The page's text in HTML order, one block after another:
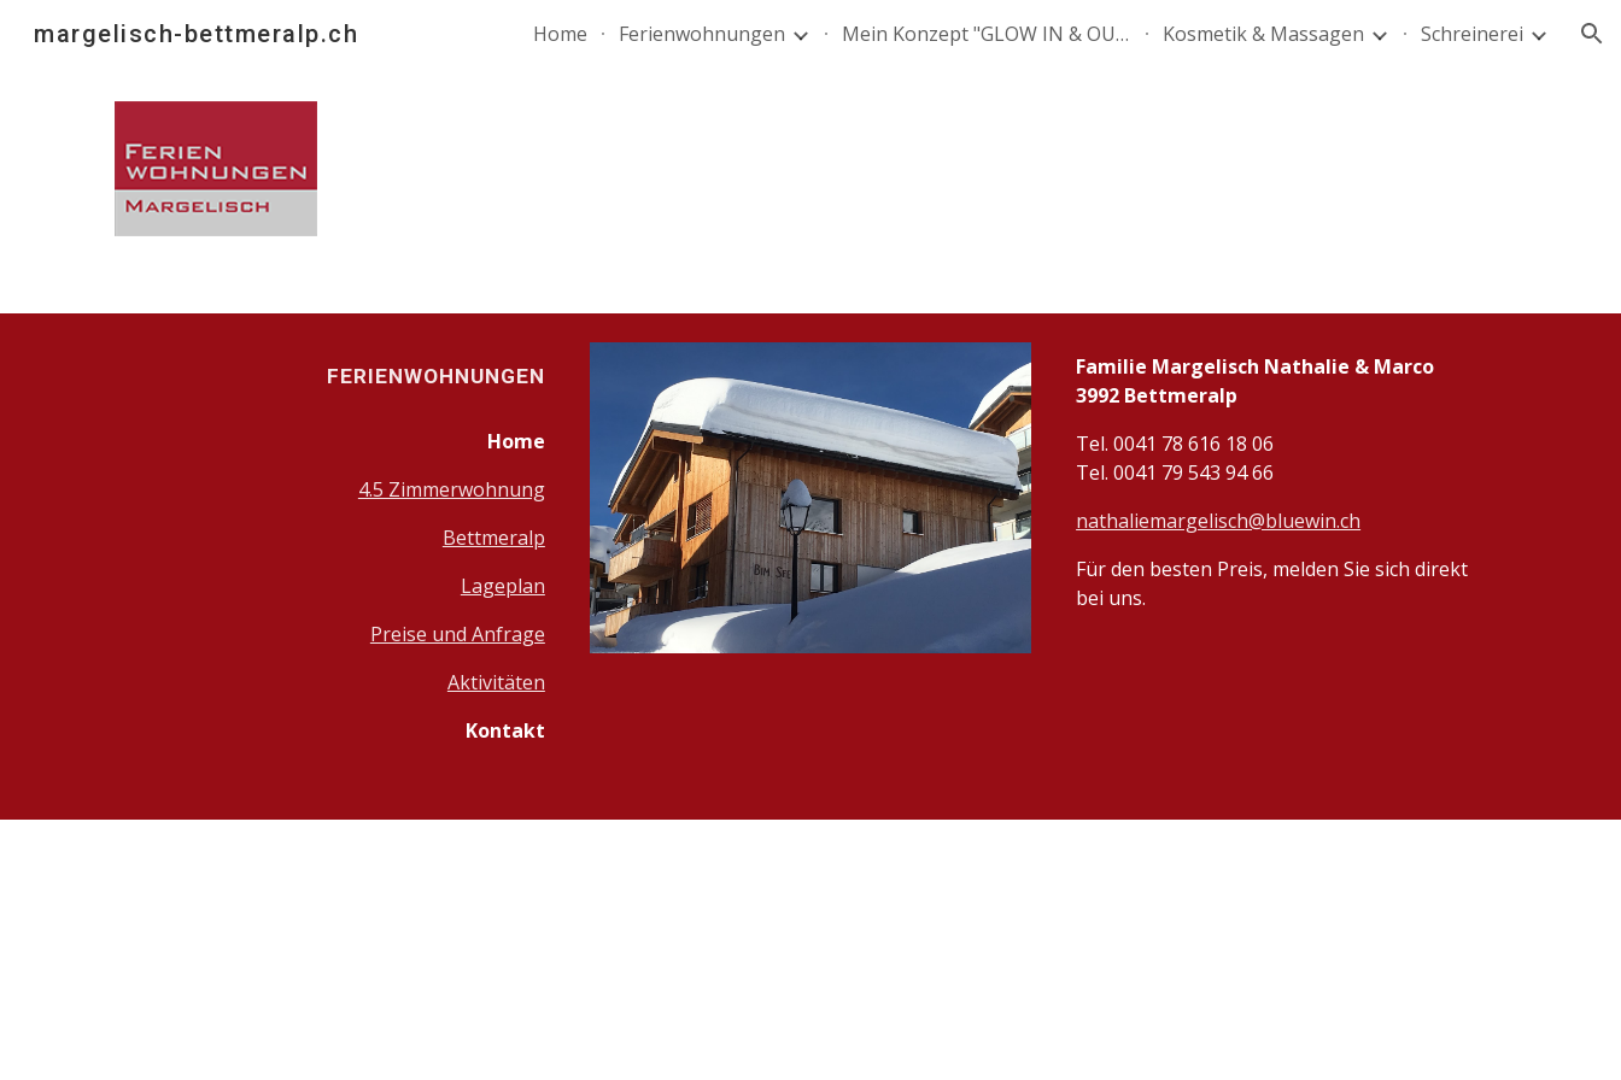
Skip to main content Skip to navigation
margelisch-bettmeralp.ch Home Ferienwohnungen Mein Konzept "GLOW IN & OUT" Kosmetik & Massagen Schreinerei
FERIENWOHNUNGEN
Home
4.5 Zimmerwohnung
Bettmeralp
Lageplan
Preise und Anfrage
Aktivitäten
Kontakt
Familie Margelisch Nathalie & Marco
3992 Bettmeralp
Tel. 0041 78 616 18 06
Tel. 0041 79 543 94 66
nathaliemargelisch@bluewin.ch
Für den besten Preis, melden Sie sich direkt
bei uns.